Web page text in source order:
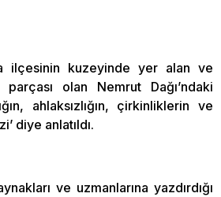
ilçesinin kuzeyinde yer alan ve
parçası olan Nemrut Dağı’ndaki
ahlaksızlığın, çirkinliklerin ve
diye anlatıldı.
ve uzmanlarına yazdırdığı